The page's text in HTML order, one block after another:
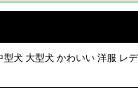
犬 大型犬 かわいい 洋服 レ